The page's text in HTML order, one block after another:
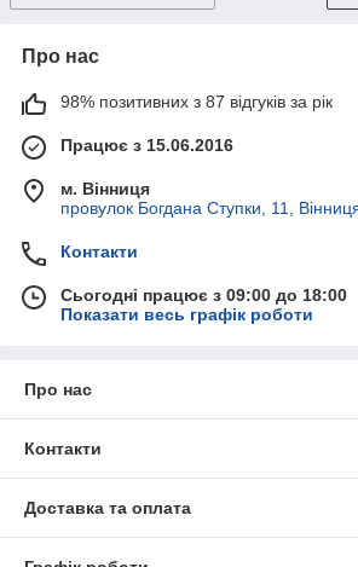
Про нас
98% позитивних з 87 відгуків за рік
Працює з 15.06.2016
м. Вінниця
провулок Богдана Ступки, 11,
Контакти
Сьогодні працює з 09:00 до 18:00
Показати весь графік роботи
Про нас
Контакти
Доставка та оплата